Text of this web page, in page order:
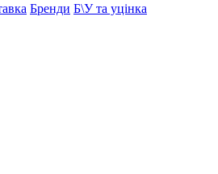
Бренди Б\У та уцінка